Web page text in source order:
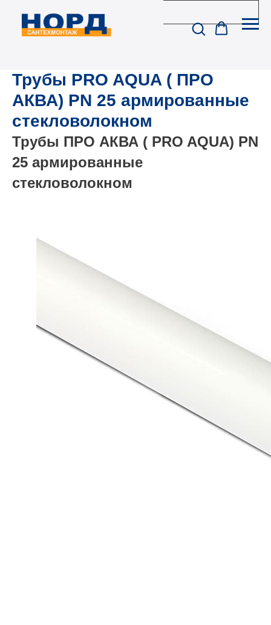
Трубы PRO AQUA ( ПРО
АКВА) PN 25 армированные
стекловолокном
Трубы ПРО АКВА ( PRO AQUA) PN
25 армированные
стекловолокном